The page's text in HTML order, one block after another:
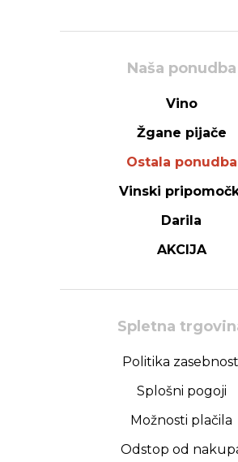
Naša ponudba
Vino
Žgane pijače
Ostala ponudba
Vinski
Darila
AKCIJA
Spletna
Politika
Splošni pogoji
Možnosti plačila
Odstop od